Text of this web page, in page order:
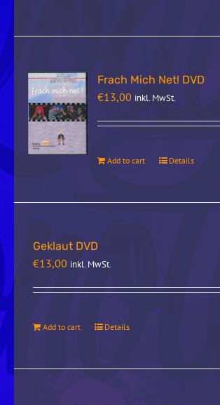
Frach Mich Net! DVD
€13,00 inkl. MwSt.
Add to cart Details
Geklaut DVD
€13,00 inkl. MwSt.
Add to cart Details